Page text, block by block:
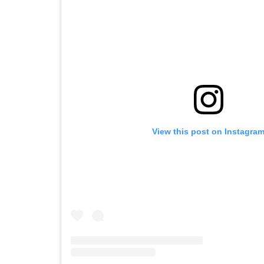
View this post on Instagram